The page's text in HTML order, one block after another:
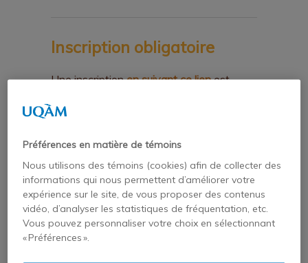
Inscription obligatoire
Une inscriptionen suivant ce lien est
L’Institut d’études de géopolitique
appliquée (Iega), le Centre d’analyse et de
prospective sur les Afriques (CAP-
Afriques) et la faculté des sciences
Préférences en matière de témoins
Nous utilisons des témoins (cookies) afin de collecter des
informations qui nous permettent d’améliorer votre
expérience sur le site, de vous proposer des contenus
vidéo, d’analyser les statistiques de fréquentation, etc.
Vous pouvez personnaliser votre choix en sélectionnant
« Préférences ».